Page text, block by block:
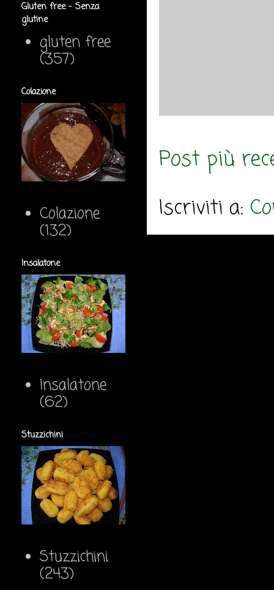
Post più
Iscriviti a:
Gluten free - Senza
glutine
gluten free
(357)
Colazione
Colazione
(132)
Insalatone
Insalatone
(62)
Stuzzichini
Stuzzichini
(243)